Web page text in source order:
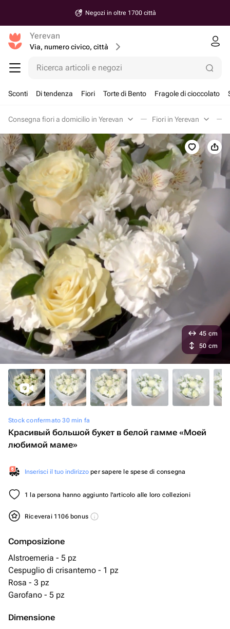
Negozi in oltre 1700 città
Yerevan
Via, numero civico, città
Ricerca articoli e negozi
Sconti Di tendenza Fiori Torte di Bento Fragole di cioccolato
Consegna fiori a domicilio in Yerevan Fiori in Yerevan
Stock confermato 30 min fa
Красивый большой букет в белой гамме «Моей
любимой маме»
Inserisci il tuo indirizzo per sapere le spese di consegna
1 la persona hanno aggiunto l'articolo alle loro collezioni
Riceverai 1106 bonus
Composizione
Alstroemeria - 5 pz
Cespuglio di crisantemo - 1 pz
Rosa - 3 pz
Garofano - 5 pz
Dimensione
45 cm
50 cm